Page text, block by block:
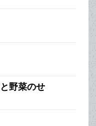
野菜のせ